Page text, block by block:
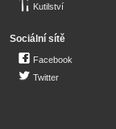
Kutilství
Sociální sítě
Facebook
Twitter